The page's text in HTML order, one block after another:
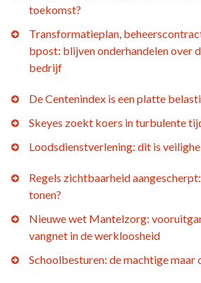
toekomst?
Transformatieplan,
bpost: blijven onderhandelen over
bedrijf
De Centenindex is een platte
Skeyes zoekt koers in turbulente
Loodsdienstverlening: dit is
Regels zichtbaarheid
tonen?
Nieuwe wet Mantelzorg:
vangnet in de werkloosheid
Schoolbesturen: de machtige maar